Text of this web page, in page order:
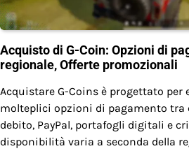
Acquisto di G-Coin: Opzioni di
regionale, Offerte promozionali
Acquistare G-Coins è progettato per
molteplici opzioni di pagamento tra
debito, PayPal, portafogli digitali e
disponibilità varia a seconda della